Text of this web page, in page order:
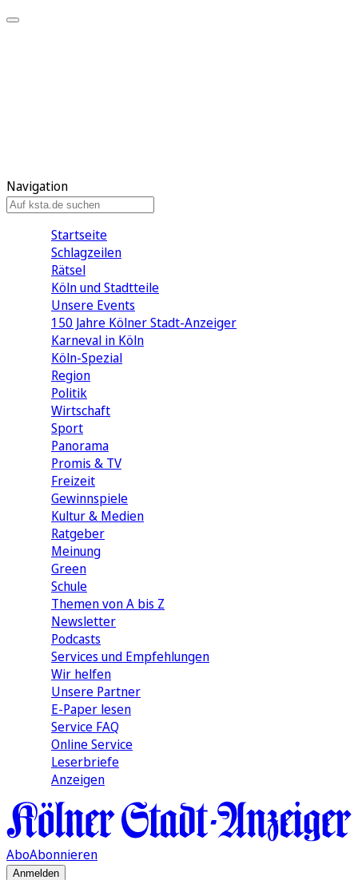
Navigation
Startseite
Schlagzeilen
Rätsel
Köln und Stadtteile
Unsere Events
150 Jahre Kölner Stadt-Anzeiger
Karneval in Köln
Köln-Spezial
Region
Politik
Wirtschaft
Sport
Panorama
Promis & TV
Freizeit
Gewinnspiele
Kultur & Medien
Ratgeber
Meinung
Green
Schule
Themen von A bis Z
Newsletter
Podcasts
Services und Empfehlungen
Wir helfen
Unsere Partner
E-Paper lesen
Service FAQ
Online Service
Leserbriefe
Anzeigen
AboAbonnieren
Anmelden